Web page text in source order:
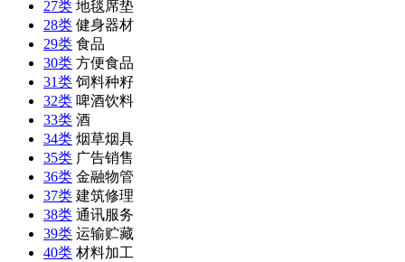
27类 地毯席垫
28类 健身器材
29类 食品
30类 方便食品
31类 饲料种籽
32类 啤酒饮料
33类 酒
34类 烟草烟具
35类 广告销售
36类 金融物管
37类 建筑修理
38类 通讯服务
39类 运输贮藏
40类 材料加工